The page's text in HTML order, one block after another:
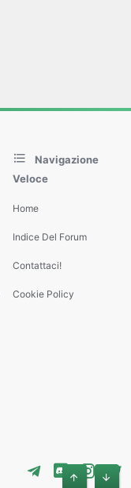
Navigazione
Veloce
Home
Indice Del Forum
Contattaci!
Cookie Policy